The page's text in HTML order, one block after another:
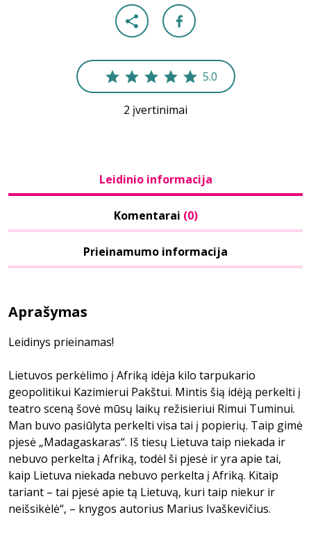
5.0
2 įvertinimai
Leidinio informacija
Komentarai (0)
Prieinamumo informacija
Aprašymas
Leidinys prieinamas!
Lietuvos perkėlimo į Afriką idėja kilo tarpukario
geopolitikui Kazimierui Pakštui. Mintis šią idėją perkelti į
teatro sceną šovė mūsų laikų režisieriui Rimui Tuminui.
Man buvo pasiūlyta perkelti visa tai į popierių. Taip gimė
pjesė „Madagaskaras“. Iš tiesų Lietuva taip niekada ir
nebuvo perkelta į Afriką, todėl ši pjesė ir yra apie tai,
kaip Lietuva niekada nebuvo perkelta į Afriką. Kitaip
tariant – tai pjesė apie tą Lietuvą, kuri taip niekur ir
neišsikėlė“, – knygos autorius Marius Ivaškevičius.